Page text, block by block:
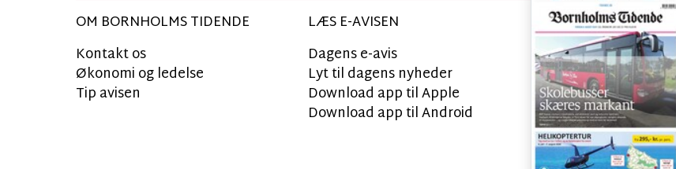
OM BORNHOLMS TIDENDE
Kontakt os
Økonomi og ledelse
Tip avisen
LÆS E-AVISEN
Dagens e-avis
Lyt til dagens nyheder
Download app til Apple
Download app til Android